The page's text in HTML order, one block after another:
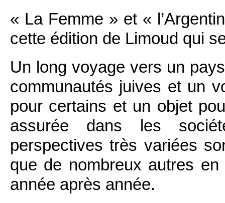
« La Femme » et «
cette édition de Limoud qui
Un long voyage vers un
communautés juives et un
pour certains et un objet
assurée dans les
perspectives très variées
que de nombreux autres
année après année.